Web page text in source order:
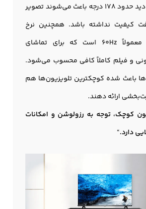
پنل‌هایی با زاویه دید حدود 178 درجه باعث می‌شوند تصویر
کیفیت نداشته باشد. همچنین نرخ
تازه‌سازی تصویر معمولاً 60Hz است که برای تماشای
و فیلم کاملاً کافی محسوب می‌شود.
باعث شده کوچکترین تلویزیون‌ها هم
ارائه دهند.
کوچک، توجه به رزولوشن و امکانات
دارد.“